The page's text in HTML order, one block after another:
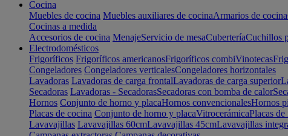
Cocina
Muebles de cocina Muebles auxiliares de cocinaArmarios de cocina
Cocinas a medida
Accesorios de cocina MenajeServicio de mesaCuberteríaCuchillos
Electrodomésticos
Frigoríficos Frigoríficos americanosFrigoríficos combiVinotecas
Congeladores Congeladores verticalesCongeladores horizontales
Lavadoras Lavadoras de carga frontalLavadoras de carga superior
Secadoras Lavadoras - SecadorasSecadoras con bomba de calor
Hornos Conjunto de horno y placaHornos convencionalesHornos
Placas de cocina Conjunto de horno y placaVitrocerámicaPlacas
Lavavajillas Lavavajillas 60cmLavavajillas 45cmLavavajillas